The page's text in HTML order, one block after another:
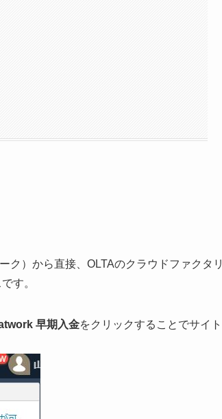
ク）から直接、OLTAのクラウドファクタリ
す。
早期入金をクリックすることでサイト